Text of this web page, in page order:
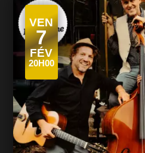
VEN
7
FÉV
20H00